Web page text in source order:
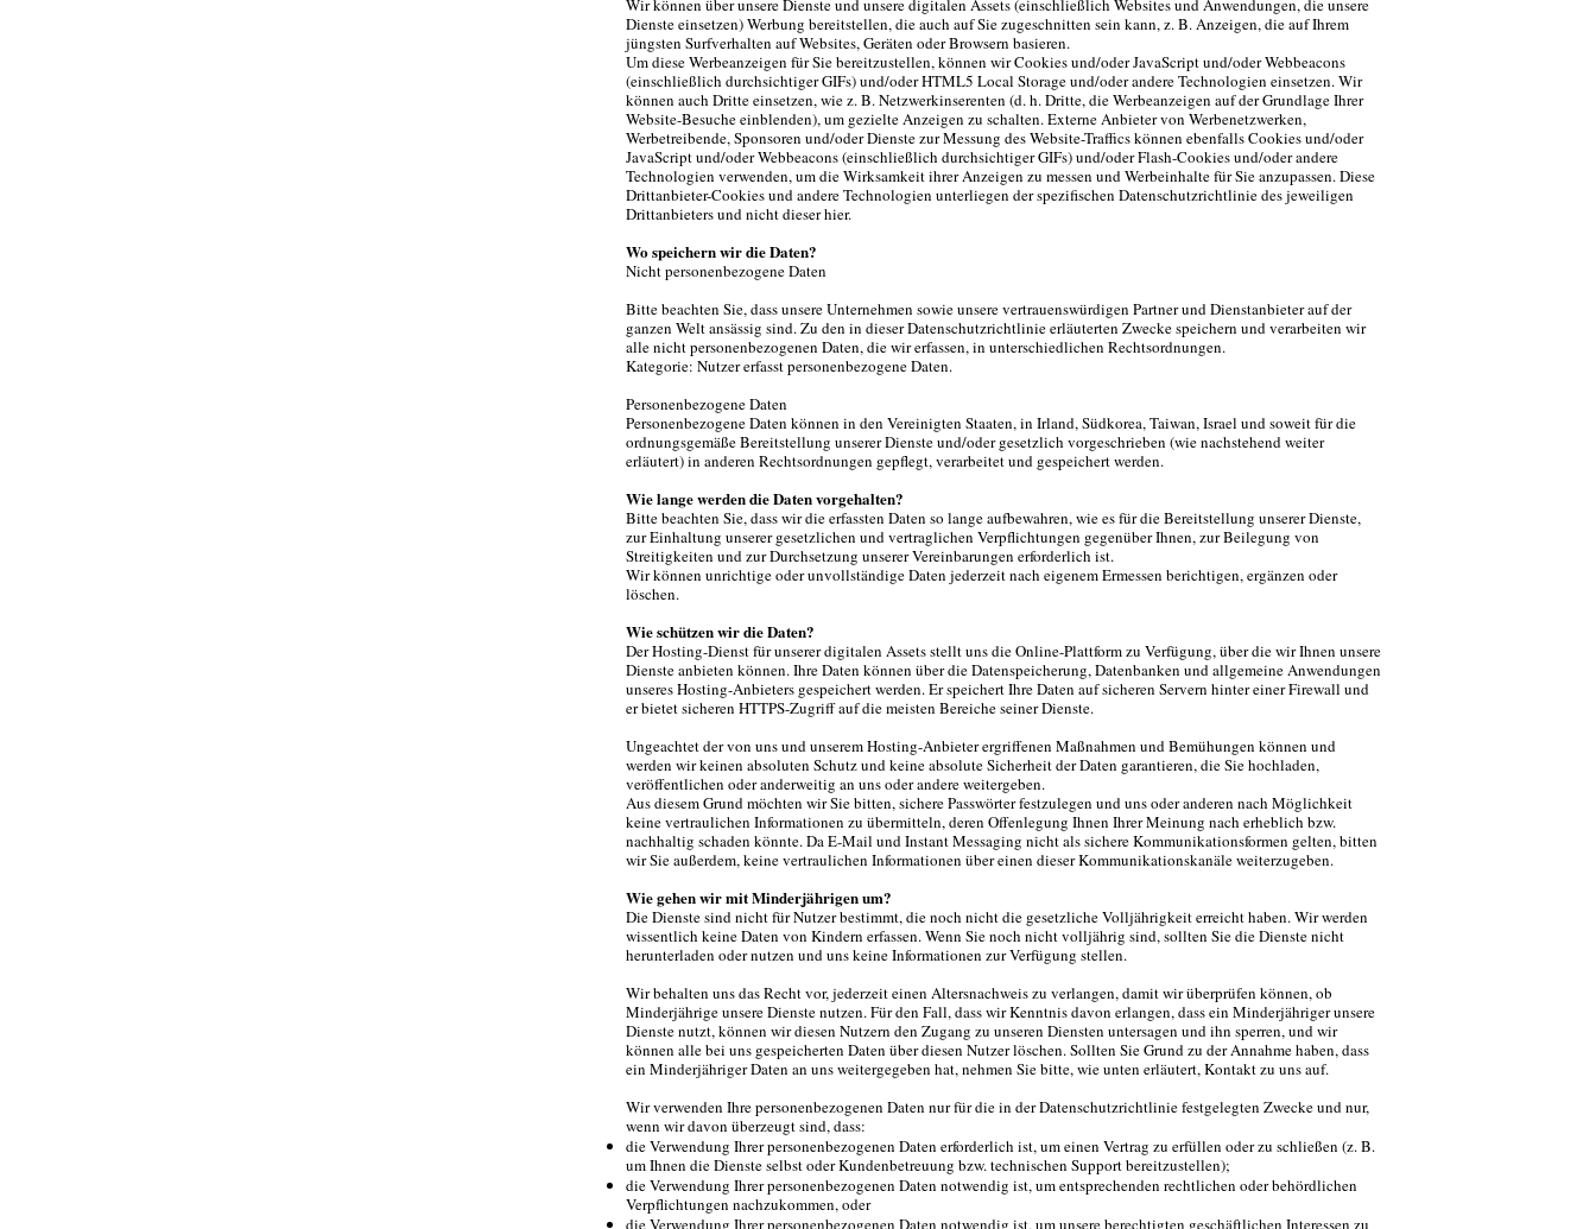
Wir können über unsere Dienste und unsere digitalen Assets (einschließlich Websites und Anwendungen, die unsere
Dienste einsetzen) Werbung bereitstellen, die auch auf Sie zugeschnitten sein kann, z. B. Anzeigen, die auf Ihrem
jüngsten Surfverhalten auf Websites, Geräten oder Browsern basieren.
Um diese Werbeanzeigen für Sie bereitzustellen, können wir Cookies und/oder JavaScript und/oder Webbeacons
(einschließlich durchsichtiger GIFs) und/oder HTML5 Local Storage und/oder andere Technologien einsetzen. Wir
können auch Dritte einsetzen, wie z. B. Netzwerkinserenten (d. h. Dritte, die Werbeanzeigen auf der Grundlage Ihrer
Website-Besuche einblenden), um gezielte Anzeigen zu schalten. Externe Anbieter von Werbenetzwerken,
Werbetreibende, Sponsoren und/oder Dienste zur Messung des Website-Traffics können ebenfalls Cookies und/oder
JavaScript und/oder Webbeacons (einschließlich durchsichtiger GIFs) und/oder Flash-Cookies und/oder andere
Technologien verwenden, um die Wirksamkeit ihrer Anzeigen zu messen und Werbeinhalte für Sie anzupassen. Diese
Drittanbieter-Cookies und andere Technologien unterliegen der spezifischen Datenschutzrichtlinie des jeweiligen
Drittanbieters und nicht dieser hier.
Wo speichern wir die Daten?
Nicht personenbezogene Daten
Bitte beachten Sie, dass unsere Unternehmen sowie unsere vertrauenswürdigen Partner und Dienstanbieter auf der
ganzen Welt ansässig sind. Zu den in dieser Datenschutzrichtlinie erläuterten Zwecke speichern und verarbeiten wir
alle nicht personenbezogenen Daten, die wir erfassen, in unterschiedlichen Rechtsordnungen.
Kategorie: Nutzer erfasst personenbezogene Daten.
Personenbezogene Daten
Personenbezogene Daten können in den Vereinigten Staaten, in Irland, Südkorea, Taiwan, Israel und soweit für die
ordnungsgemäße Bereitstellung unserer Dienste und/oder gesetzlich vorgeschrieben (wie nachstehend weiter
erläutert) in anderen Rechtsordnungen gepflegt, verarbeitet und gespeichert werden.
Wie lange werden die Daten vorgehalten?
Bitte beachten Sie, dass wir die erfassten Daten so lange aufbewahren, wie es für die Bereitstellung unserer Dienste,
zur Einhaltung unserer gesetzlichen und vertraglichen Verpflichtungen gegenüber Ihnen, zur Beilegung von
Streitigkeiten und zur Durchsetzung unserer Vereinbarungen erforderlich ist.
Wir können unrichtige oder unvollständige Daten jederzeit nach eigenem Ermessen berichtigen, ergänzen oder
löschen.
Wie schützen wir die Daten?
Der Hosting-Dienst für unserer digitalen Assets stellt uns die Online-Plattform zu Verfügung, über die wir Ihnen unsere
Dienste anbieten können. Ihre Daten können über die Datenspeicherung, Datenbanken und allgemeine Anwendungen
unseres Hosting-Anbieters gespeichert werden. Er speichert Ihre Daten auf sicheren Servern hinter einer Firewall und
er bietet sicheren HTTPS-Zugriff auf die meisten Bereiche seiner Dienste.
Ungeachtet der von uns und unserem Hosting-Anbieter ergriffenen Maßnahmen und Bemühungen können und
werden wir keinen absoluten Schutz und keine absolute Sicherheit der Daten garantieren, die Sie hochladen,
veröffentlichen oder anderweitig an uns oder andere weitergeben.
Aus diesem Grund möchten wir Sie bitten, sichere Passwörter festzulegen und uns oder anderen nach Möglichkeit
keine vertraulichen Informationen zu übermitteln, deren Offenlegung Ihnen Ihrer Meinung nach erheblich bzw.
nachhaltig schaden könnte. Da E-Mail und Instant Messaging nicht als sichere Kommunikationsformen gelten, bitten
wir Sie außerdem, keine vertraulichen Informationen über einen dieser Kommunikationskanäle weiterzugeben.
Wie gehen wir mit Minderjährigen um?
Die Dienste sind nicht für Nutzer bestimmt, die noch nicht die gesetzliche Volljährigkeit erreicht haben. Wir werden
wissentlich keine Daten von Kindern erfassen. Wenn Sie noch nicht volljährig sind, sollten Sie die Dienste nicht
herunterladen oder nutzen und uns keine Informationen zur Verfügung stellen.
Wir behalten uns das Recht vor, jederzeit einen Altersnachweis zu verlangen, damit wir überprüfen können, ob
Minderjährige unsere Dienste nutzen. Für den Fall, dass wir Kenntnis davon erlangen, dass ein Minderjähriger unsere
Dienste nutzt, können wir diesen Nutzern den Zugang zu unseren Diensten untersagen und ihn sperren, und wir
können alle bei uns gespeicherten Daten über diesen Nutzer löschen. Sollten Sie Grund zu der Annahme haben, dass
ein Minderjähriger Daten an uns weitergegeben hat, nehmen Sie bitte, wie unten erläutert, Kontakt zu uns auf.
Wir verwenden Ihre personenbezogenen Daten nur für die in der Datenschutzrichtlinie festgelegten Zwecke und nur,
wenn wir davon überzeugt sind, dass:
die Verwendung Ihrer personenbezogenen Daten erforderlich ist, um einen Vertrag zu erfüllen oder zu schließen (z. B.
um Ihnen die Dienste selbst oder Kundenbetreuung bzw. technischen Support bereitzustellen);
die Verwendung Ihrer personenbezogenen Daten notwendig ist, um entsprechenden rechtlichen oder behördlichen
Verpflichtungen nachzukommen, oder
die Verwendung Ihrer personenbezogenen Daten notwendig ist, um unsere berechtigten geschäftlichen Interessen zu